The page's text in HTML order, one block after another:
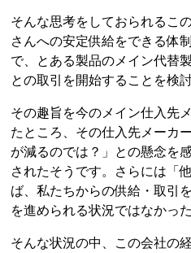
そんな思考をしておられるこ
さんへの安定供給をできる体
で、とある製品のメイン代替
との取引を開始することを検
その趣旨を今のメイン仕入先
たところ、その仕入先メーカ
が減るのでは？」との懸念を
されたそうです。さらには「
ば、私たちからの供給・取引
を進められる状況ではなかっ
そんな状況の中、この会社の